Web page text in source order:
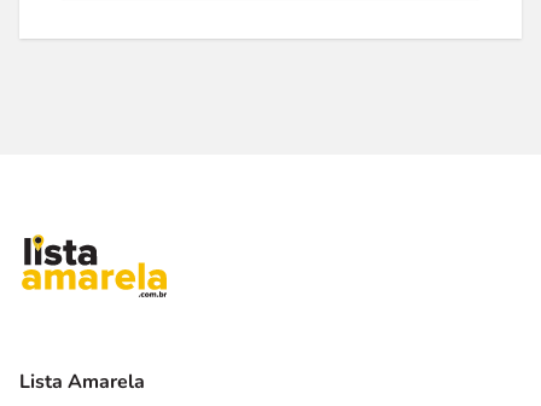
Lista Amarela